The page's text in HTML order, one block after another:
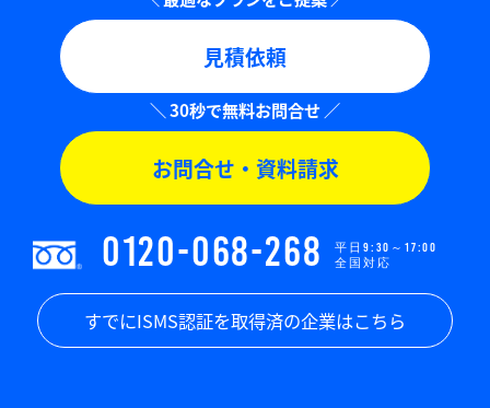
見積依頼
お問合せ・資料請求
0120-068-268
平日9:30～17:00
全国対応
すでにISMS認証を取得済の企業はこちら